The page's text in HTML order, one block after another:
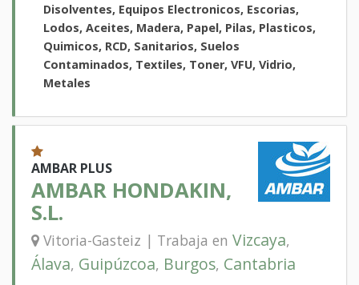
Disolventes, Equipos Electronicos, Escorias,
Lodos, Aceites, Madera, Papel, Pilas, Plasticos,
Quimicos, RCD, Sanitarios, Suelos
Contaminados, Textiles, Toner, VFU, Vidrio,
Metales
AMBAR PLUS
AMBAR HONDAKIN,
S.L.
Vitoria-Gasteiz | Trabaja en Vizcaya,
Álava, Guipúzcoa, Burgos, Cantabria